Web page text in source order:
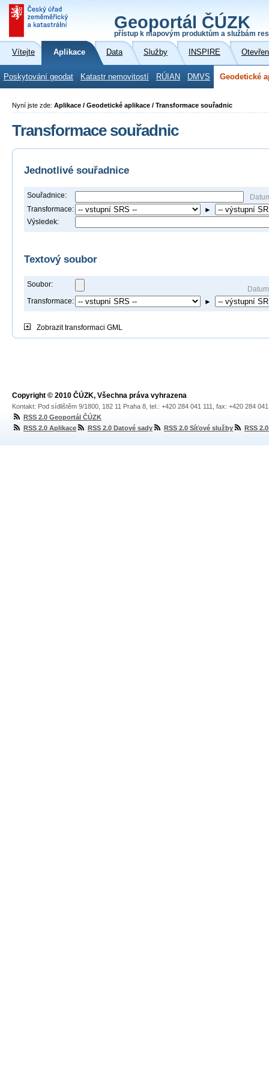
Geoportál ČÚZK
přístup k mapovým produktům a službám
Vítejte Aplikace Data Služby INSPIRE
Poskytování geodat Katastr nemovitostí RÚIAN DMVS Geodetické
Nyní jste zde: Aplikace / Geodetické aplikace / Transformace souřadnic
Transformace souřadnic
Jednotlivé souřadnice
Souřadnice:
Transformace:
►
Výsledek:
Textový soubor
Soubor:
Transformace:
►
Zobrazittransformaci GML
Copyright © 2010 ČÚZK, Všechna práva vyhrazena
Kontakt: Pod sídlištěm 9/1800, 182 11 Praha 8, tel.: +420 284 041 111, fax: +420 284
RSS 2.0 Geoportál ČÚZK
RSS 2.0 Aplikace
RSS 2.0 Datové sady RSS 2.0 Síťové služby RSS